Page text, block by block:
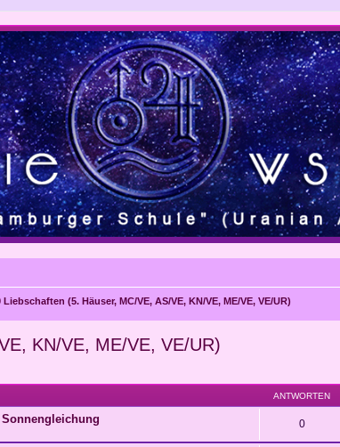
Liebschaften (5. Häuser, MC/VE, AS/VE, KN/VE, ME/VE, VE/UR)
KN/VE, ME/VE, VE/UR)
ANTWORTEN
Sonnengleichung 0